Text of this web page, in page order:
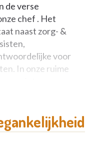
de verse
chef . Het
naast zorg- &
voor
In onze ruime
er ook 22
met